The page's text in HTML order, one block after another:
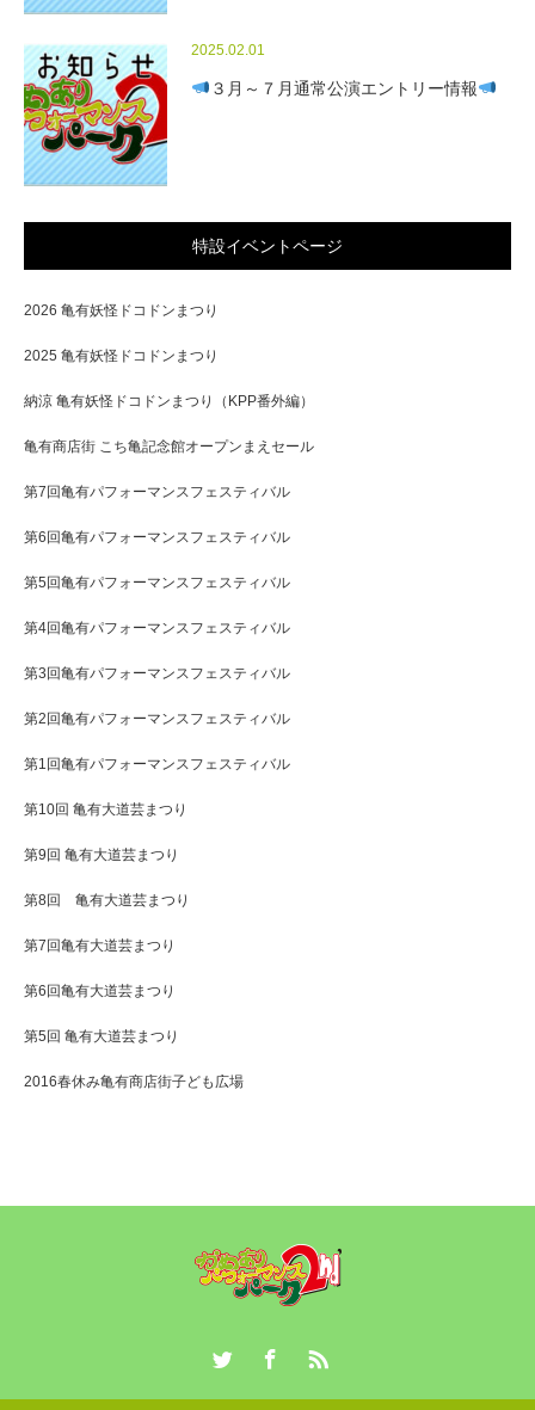
2025.02.01
３月～７月通常公演エントリー情報
特設イベントページ
2026 亀有妖怪ドコドンまつり
2025 亀有妖怪ドコドンまつり
納涼 亀有妖怪ドコドンまつり（KPP番外編）
亀有商店街 こち亀記念館オープンまえセール
第7回亀有パフォーマンスフェスティバル
第6回亀有パフォーマンスフェスティバル
第5回亀有パフォーマンスフェスティバル
第4回亀有パフォーマンスフェスティバル
第3回亀有パフォーマンスフェスティバル
第2回亀有パフォーマンスフェスティバル
第1回亀有パフォーマンスフェスティバル
第10回 亀有大道芸まつり
第9回 亀有大道芸まつり
第8回 亀有大道芸まつり
第7回亀有大道芸まつり
第6回亀有大道芸まつり
第5回 亀有大道芸まつり
2016春休み亀有商店街子ども広場